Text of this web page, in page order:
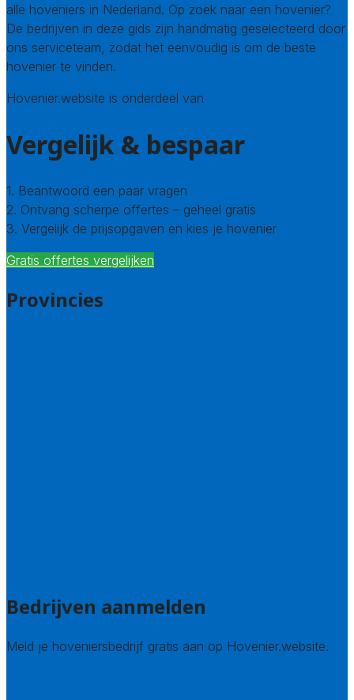
alle hoveniers in Nederland. Op zoek naar een hovenier?
De bedrijven in deze gids zijn handmatig geselecteerd door
ons serviceteam, zodat het eenvoudig is om de beste
hovenier te vinden.
Hovenier.website is onderdeel van
Vergelijk & bespaar
1. Beantwoord een paar vragen
2. Ontvang scherpe offertes – geheel gratis
3. Vergelijk de prijsopgaven en kies je hovenier
Gratis offertes vergelijken
Provincies
Bedrijven aanmelden
Meld je hoveniersbedrijf gratis aan op Hovenier.website.